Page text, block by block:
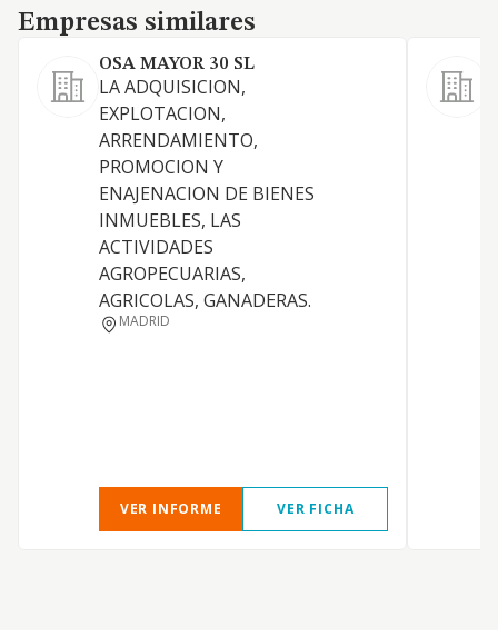
Empresas similares
Empresas similares
OSA MAYOR 30 SL
LA ADQUISICION,
EXPLOTACION,
ARRENDAMIENTO,
PROMOCION Y
ENAJENACION DE BIENES
INMUEBLES, LAS
ACTIVIDADES
AGROPECUARIAS,
AGRICOLAS, GANADERAS.
MADRID
VER INFORME VER FICHA